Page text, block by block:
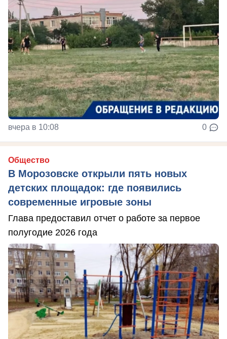
вчера в 10:08 0
Общество
В Морозовске открыли пять новых
детских площадок: где появились
современные игровые зоны
Глава предоставил отчет о работе за первое
полугодие 2026 года